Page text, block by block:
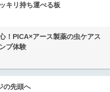
キリ持ち運べる板
！PICA×アース製薬の虫ケアス
プ体験
の先頭へ